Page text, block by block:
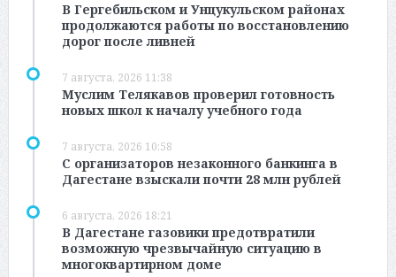
В Гергебильском и Унцукульском районах
продолжаются работы по восстановлению
дорог после ливней
7 августа, 2026 11:38
Муслим Телякавов проверил готовность
новых школ к началу учебного года
7 августа, 2026 10:58
С организаторов незаконного банкинга в
Дагестане взыскали почти 28 млн рублей
6 августа, 2026 18:21
В Дагестане газовики предотвратили
возможную чрезвычайную ситуацию в
многоквартирном доме